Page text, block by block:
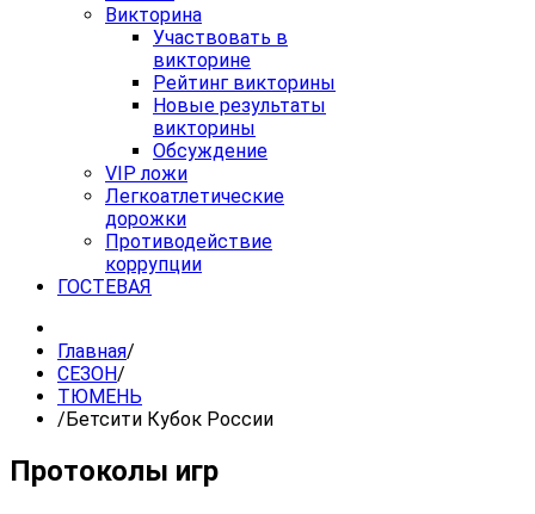
Викторина
Участвовать в
викторине
Рейтинг викторины
Новые результаты
викторины
Обсуждение
VIP ложи
Легкоатлетические
дорожки
Противодействие
коррупции
ГОСТЕВАЯ
Главная/
СЕЗОН/
ТЮМЕНЬ
/ Бетсити Кубок России
Протоколы игр